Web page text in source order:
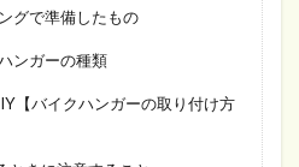
グで準備したもの
ンガーの種類
【バイクハンガーの取り付け方